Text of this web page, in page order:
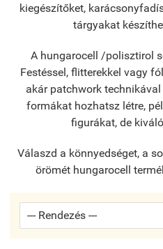
kiegészítőket,
tárgyakat
A hungarocell /polisztirol
Festéssel, flitterekkel vagy
akár patchwork
formákat hozhatsz létre,
figurákat, de
Válaszd a könnyedséget, a
örömét hungarocell